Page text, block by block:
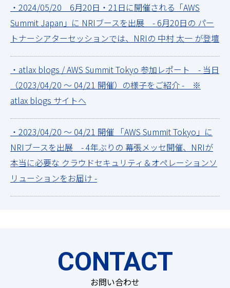
・2024/05/20 6月20日・21日に開催される「AWS
Summit Japan」に NRIブースを出展 - 6月20日の パー
トナーシアターセッションでは、NRIの 中村 太一 が登壇
・atlax blogs / AWS Summit Tokyo 参加レポート - 当日
（2023/04/20 ～ 04/21 開催）の様子をご紹介 - ※
atlax blogs サイトへ
・2023/04/20 ～ 04/21 開催 「AWS Summit Tokyo」に
NRIブースを出展 - 4年ぶりの 幕張メッセ開催、NRIが
本当に必要な クラウドセキュリティ＆オペレーションソ
リューションをお届け -
CONTACT
お問い合わせ